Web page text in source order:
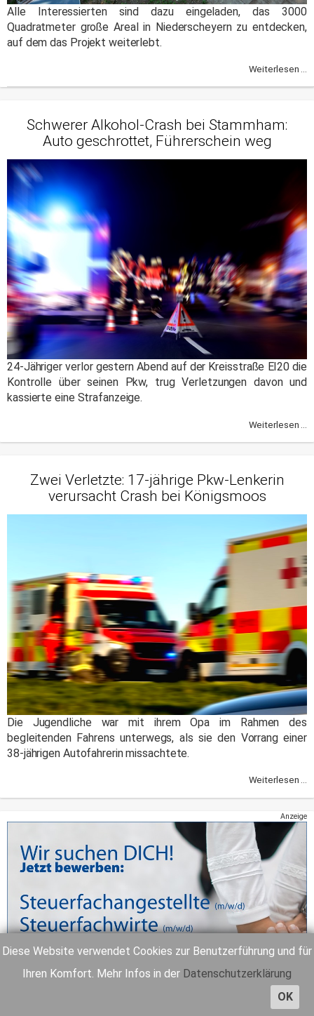
Diese Website verwendet Cookies zur Benutzerführung und für
Ihren Komfort. Mehr Infos in der Datenschutzerklärung
OK
Alle Interessierten sind dazu eingeladen, das 3000
Quadratmeter große Areal in Niederscheyern zu entdecken,
auf dem das Projekt weiterlebt.
Weiterlesen ...
Schwerer Alkohol-Crash bei Stammham:
Auto geschrottet, Führerschein weg
24-Jähriger verlor gestern Abend auf der Kreisstraße EI20 die
Kontrolle über seinen Pkw, trug Verletzungen davon und
kassierte eine Strafanzeige.
Weiterlesen ...
Zwei Verletzte: 17-jährige Pkw-Lenkerin
verursacht Crash bei Königsmoos
Die Jugendliche war mit ihrem Opa im Rahmen des
begleitenden Fahrens unterwegs, als sie den Vorrang einer
38-jährigen Autofahrerin missachtete.
Weiterlesen ...
Anzeige